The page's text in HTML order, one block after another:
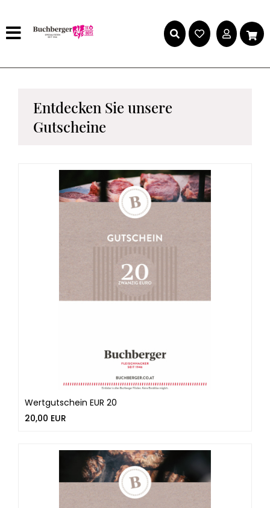
Entdecken Sie unsere
Gutscheine
Wertgutschein EUR 20
20,00 EUR